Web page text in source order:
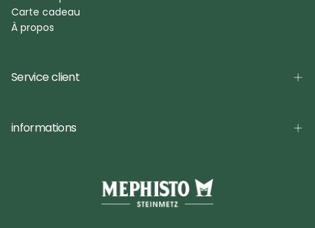
Carte cadeau
À propos
Service client
informations